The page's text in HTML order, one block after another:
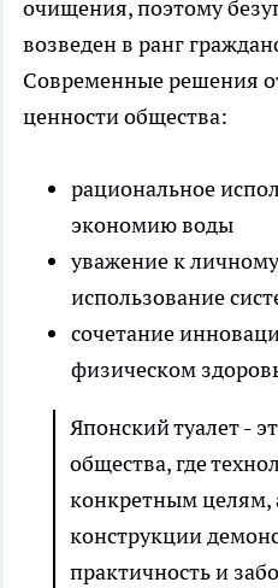
очищения, поэтому
возведен в ранг
Современные решения
ценности общества:
рациональное
экономию воды
уважение к
использование
сочетание
физическом
Японский туалет -
общества, где
конкретным целям,
конструкции
практичность и